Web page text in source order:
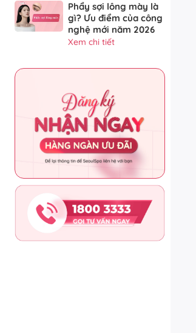
Phẩy sợi lông mày là
gì? Ưu điểm của công
nghệ mới năm 2026
Xem chi tiết